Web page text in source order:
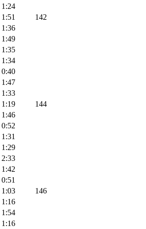
1:24
1:51
142
1:36
1:49
1:35
1:34
0:40
1:47
1:33
1:19
144
1:46
0:52
1:31
1:29
2:33
1:42
0:51
1:03
146
1:16
1:54
1:16